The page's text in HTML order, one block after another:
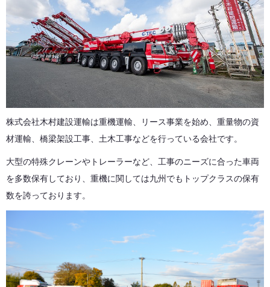
株式会社木村建設運輸は重機運輸、リース事業を始め、重量物の資
材運輸、橋梁架設工事、土木工事などを行っている会社です。
大型の特殊クレーンやトレーラーなど、工事のニーズに合った車両
を多数保有しており、重機に関しては九州でもトップクラスの保有
数を誇っております。